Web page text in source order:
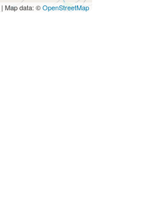
| Map data: ©OpenStreetMap